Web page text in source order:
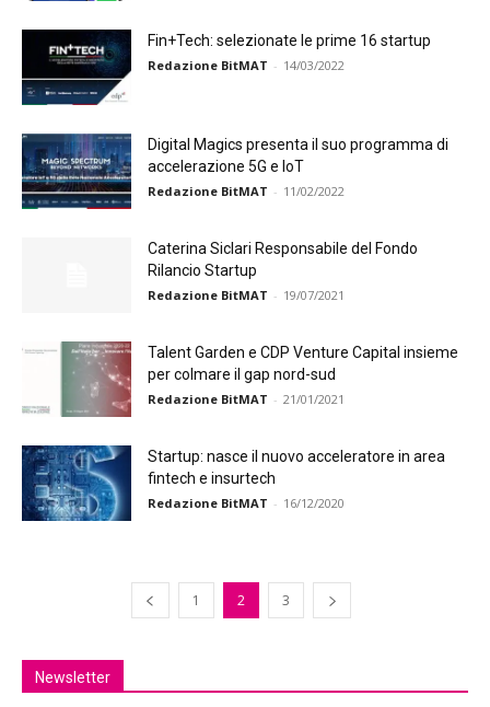
Fin+Tech: selezionate le prime 16 startup
Redazione BitMAT - 14/03/2022
Digital Magics presenta il suo programma di
accelerazione 5G e IoT
Redazione BitMAT - 11/02/2022
Caterina Siclari Responsabile del Fondo
Rilancio Startup
Redazione BitMAT - 19/07/2021
Talent Garden e CDP Venture Capital insieme
per colmare il gap nord-sud
Redazione BitMAT - 21/01/2021
Startup: nasce il nuovo acceleratore in area
fintech e insurtech
Redazione BitMAT - 16/12/2020
1 2 3
Newsletter